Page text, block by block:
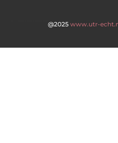
@2025 www.utr-